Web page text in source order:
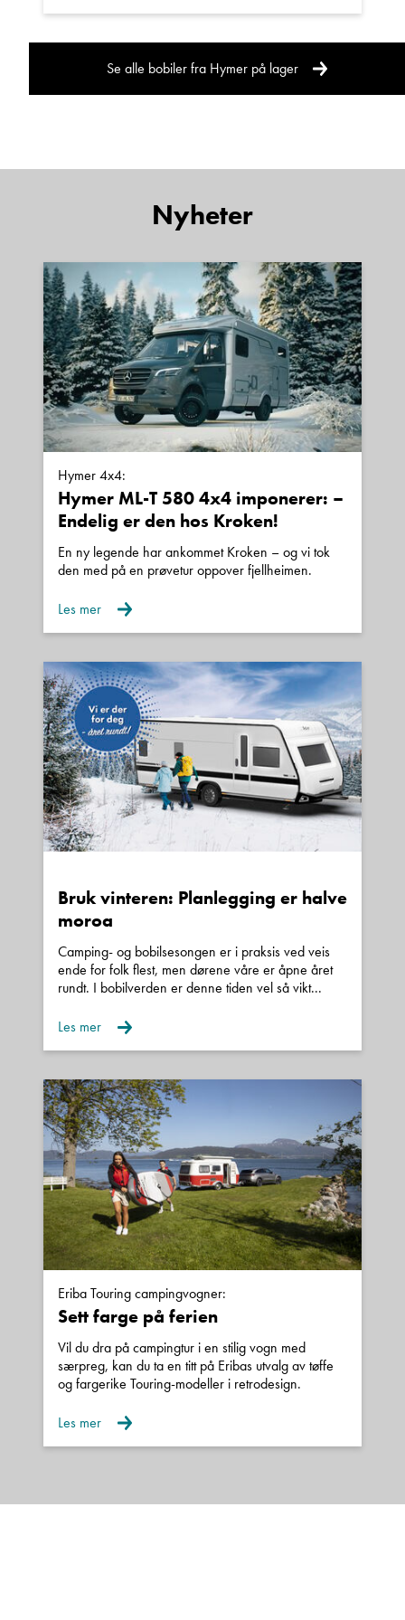
Se alle bobiler fra Hymer på lager
Nyheter
Hymer 4x4:
Hymer ML-T 580 4x4 imponerer: –
Endelig er den hos Kroken!
En ny legende har ankommet Kroken – og vi tok
den med på en prøvetur oppover fjellheimen.
Les mer
Bruk vinteren: Planlegging er halve
moroa
Camping- og bobilsesongen er i praksis ved veis
ende for folk flest, men dørene våre er åpne året
rundt. I bobilverden er denne tiden vel så vikt...
Les mer
Eriba Touring campingvogner:
Sett farge på ferien
Vil du dra på campingtur i en stilig vogn med
særpreg, kan du ta en titt på Eribas utvalg av tøffe
og fargerike Touring-modeller i retrodesign.
Les mer